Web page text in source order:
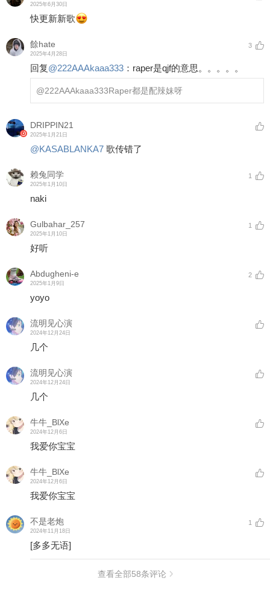
2025年6月30日
快更新新歌
餘hate
2025年4月28日
3
回复@222AAAkaaa333 ： raper是qjf的意思。。。。。
@222AAAkaaa333Raper都是配辣妹呀
DRIPPIN21
2025年1月21日
@KASABLANKA7 歌传错了
赖兔同学
2025年1月10日
1
naki
Gulbahar_257
2025年1月10日
1
好听
Abdugheni-e
2025年1月9日
2
yoyo
流明见心演
2024年12月24日
几个
流明见心演
2024年12月24日
几个
牛牛_BlXe
2024年12月6日
我爱你宝宝
牛牛_BlXe
2024年12月6日
我爱你宝宝
不是老炮
2024年11月18日
1
[多多无语]
查看全部58条评论